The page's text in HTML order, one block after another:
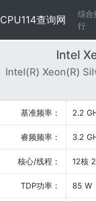
CPU114查询网
综合
行
Intel
Intel(R) Xeon(R)
基准频率： 2.2
睿频频率： 3.2
核心/线程： 12核
TDP功率： 85 W